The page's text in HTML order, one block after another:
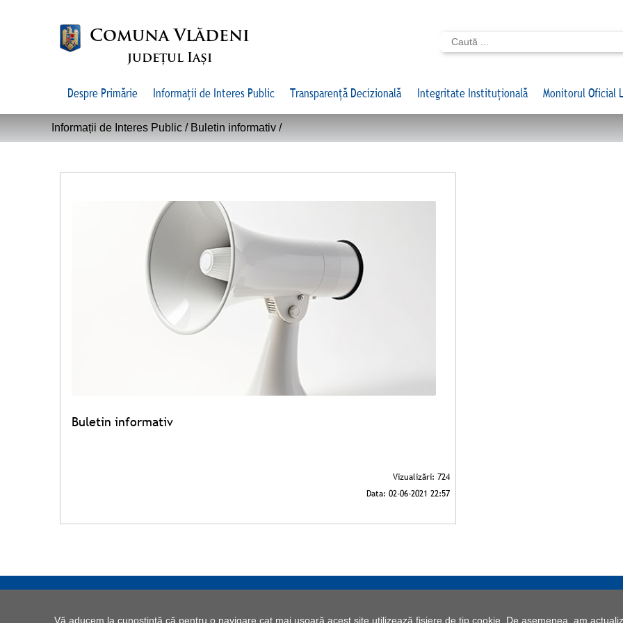
Vă aducem la cunoștință că pentru o navigare cat mai ușoară acest site utilizează fișiere de tip cookie. De asemenea, am
Comuna Vlădeni
județul Iași
Despre Primărie Informații de Interes Public Transparență Decizională Integritate Instituțională Monitorul Oficial
Informații de Interes Public / Buletin informativ /
Buletin informativ